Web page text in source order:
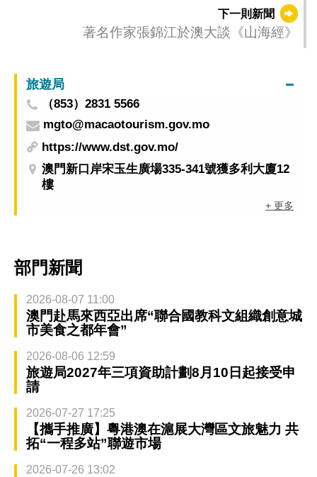
下一則新聞
著名作家張錦江於澳大談《山海經》
旅遊局
（853）2831 5566
mgto@macaotourism.gov.mo
https://www.dst.gov.mo/
澳門新口岸宋玉生廣場335-341號獲多利大廈12
樓
+ 更多
部門新聞
2026-08-07 11:00
澳門赴馬來西亞出席“聯合國教科文組織創意城
市美食之都年會”
2026-08-06 12:59
旅遊局2027年三項資助計劃8月10日起接受申
請
2026-07-27 17:25
【攜手推廣】粵港澳在滬展大灣區文旅魅力 共
拓“一程多站”聯遊市場
2026-07-26 13:02